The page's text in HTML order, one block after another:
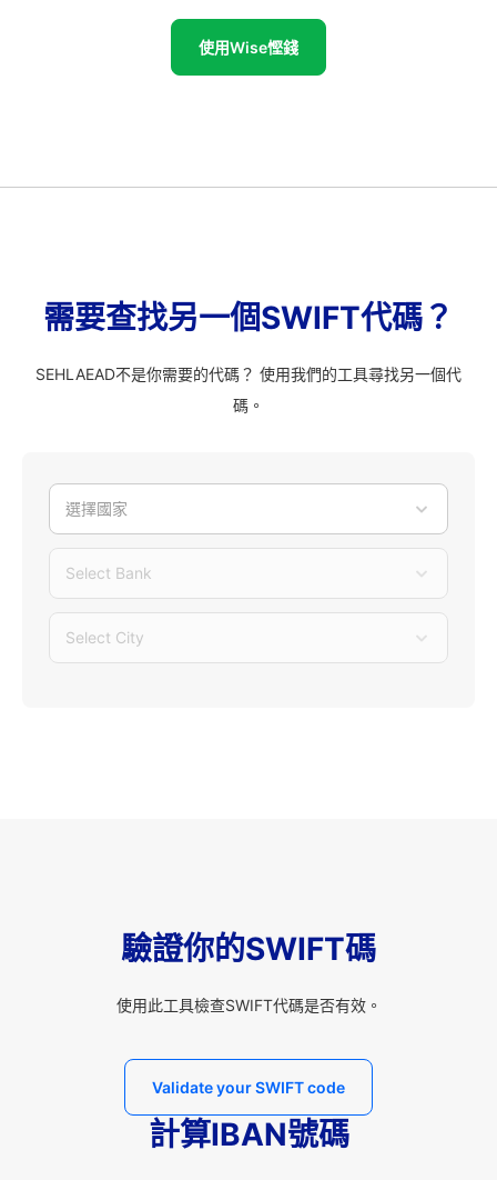
使用Wise慳錢
需要查找另一個SWIFT代碼？
SEHLAEAD不是你需要的代碼？ 使用我們的工具尋找另一個代
碼。
選擇國家
Select Bank
Select City
驗證你的SWIFT碼
使用此工具檢查SWIFT代碼是否有效。
Validate your SWIFT code
計算IBAN號碼